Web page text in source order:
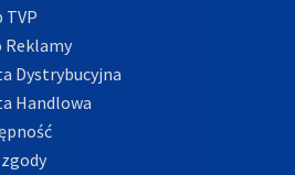
TVP
Reklamy
Dystrybucyjna
Handlowa